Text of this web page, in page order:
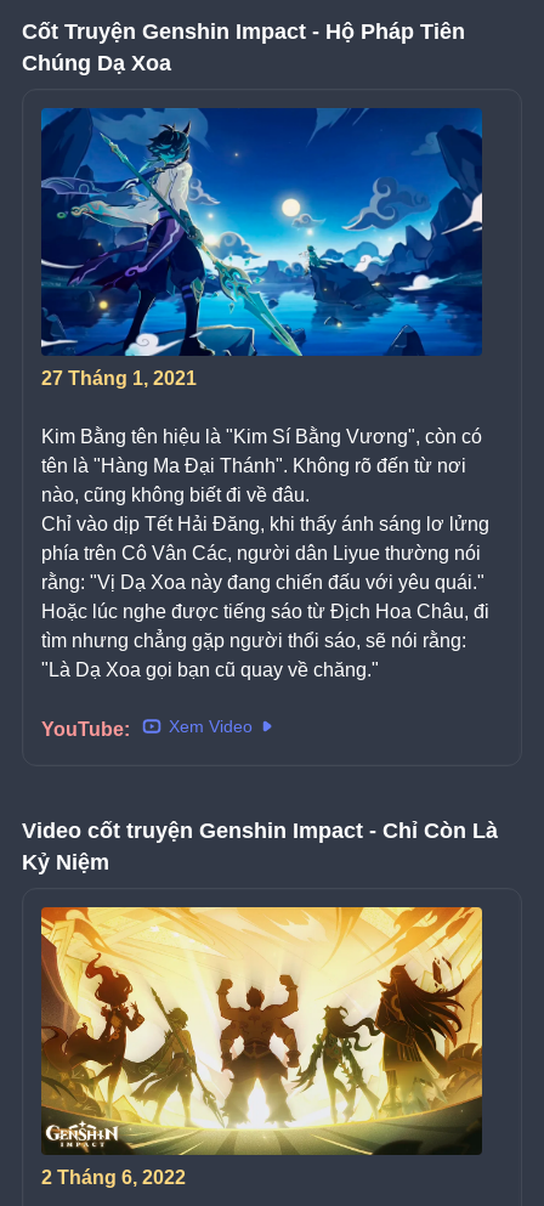
Cốt Truyện Genshin Impact - Hộ Pháp Tiên
Chúng Dạ Xoa
27 Tháng 1, 2021
Kim Bằng tên hiệu là "Kim Sí Bằng Vương", còn có
tên là "Hàng Ma Đại Thánh". Không rõ đến từ nơi
nào, cũng không biết đi về đâu.
Chỉ vào dịp Tết Hải Đăng, khi thấy ánh sáng lơ lửng
phía trên Cô Vân Các, người dân Liyue thường nói
rằng: "Vị Dạ Xoa này đang chiến đấu với yêu quái."
Hoặc lúc nghe được tiếng sáo từ Địch Hoa Châu, đi
tìm nhưng chẳng gặp người thổi sáo, sẽ nói rằng:
"Là Dạ Xoa gọi bạn cũ quay về chăng."
YouTube: Xem Video
Video cốt truyện Genshin Impact - Chỉ Còn Là
Kỷ Niệm
2 Tháng 6, 2022